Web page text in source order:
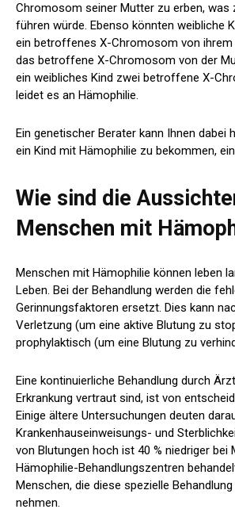
Chromosom seiner Mutter zu erben, was
führen würde. Ebenso könnten weibliche
ein betroffenes X-Chromosom von ihrem
das betroffene X-Chromosom von der
ein weibliches Kind zwei betroffene X-
leidet es an Hämophilie.
Ein genetischer Berater kann Ihnen dabei
ein Kind mit Hämophilie zu bekommen,
Wie sind die
Menschen mit
Menschen mit Hämophilie können leben
Leben. Bei der Behandlung werden die
Gerinnungsfaktoren ersetzt. Dies kann
Verletzung (um eine aktive Blutung zu
prophylaktisch (um eine Blutung zu
Eine kontinuierliche Behandlung durch
Erkrankung vertraut sind, ist von
Einige ältere Untersuchungen deuten
Krankenhauseinweisungs- und
von Blutungen hoch ist 40 % niedriger bei
Hämophilie-Behandlungszentren
Menschen, die diese spezielle
nehmen.